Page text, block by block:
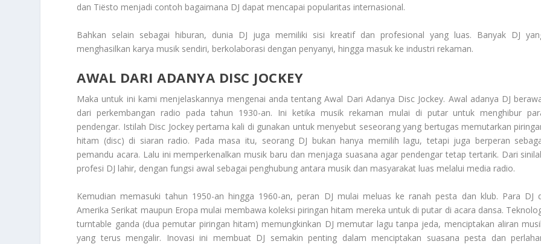
dan Tiësto menjadi contoh bagaimana DJ dapat mencapai popularitas internasional.
Bahkan selain sebagai hiburan, dunia DJ juga memiliki sisi kreatif dan profesional yang luas. Banyak DJ
menghasilkan karya musik sendiri, berkolaborasi dengan penyanyi, hingga masuk ke industri rekaman.
AWAL DARI ADANYA DISC JOCKEY
Maka untuk ini kami menjelaskannya mengenai anda tentangAwal Dari Adanya Disc Jockey. Awal adanya DJ
dari perkembangan radio pada tahun 1930-an. Ini ketika musik rekaman mulai di putar untuk menghibur
pendengar. Istilah Disc Jockey pertama kali di gunakan untuk menyebut seseorang yang bertugas memutarkan
hitam (disc) di siaran radio. Pada masa itu, seorang DJ bukan hanya memilih lagu, tetapi juga berperan
pemandu acara. Lalu ini memperkenalkan musik baru dan menjaga suasana agar pendengar tetap tertarik. Dari
profesi DJ lahir, dengan fungsi awal sebagai penghubung antara musik dan masyarakat luas melalui media radio.
Kemudian memasuki tahun 1950-an hingga 1960-an, peran DJ mulai meluas ke ranah pesta dan klub. Para DJ
Amerika Serikat maupun Eropa mulai membawa koleksi piringan hitam mereka untuk di putar di acara dansa.
turntable ganda (dua pemutar piringan hitam) memungkinkan DJ memutar lagu tanpa jeda, menciptakan aliran
yang terus mengalir. Inovasi ini membuat DJ semakin penting dalam menciptakan suasana pesta dan